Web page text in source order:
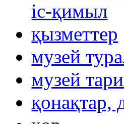
іс-қимыл
қызметтер
музей
музей
қонақтар,